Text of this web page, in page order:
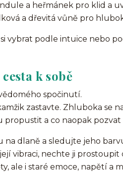
a heřmánek pro klid a
a dřevitá vůně pro
vybrat podle intuice nebo
k sobě
spočinutí.
zastavte. Zhluboka se
a co naopak pozvat
dlaně a sledujte jeho
vibraci, nechte ji prostoupit
ale i staré emoce, napětí a